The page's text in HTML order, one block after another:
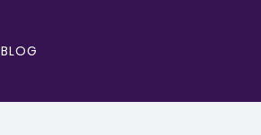
BLOG